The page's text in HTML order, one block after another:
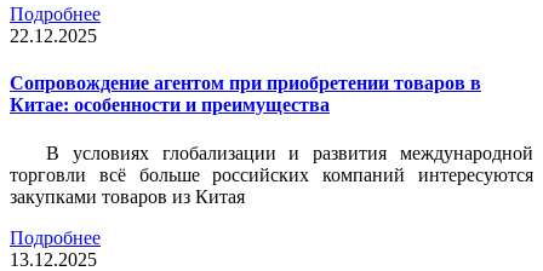
Подробнее
22.12.2025
Сопровождение агентом при приобретении товаров в
Китае: особенности и преимущества
В условиях глобализации и развития международной
торговли всё больше российских компаний интересуются
закупками товаров из Китая
Подробнее
13.12.2025